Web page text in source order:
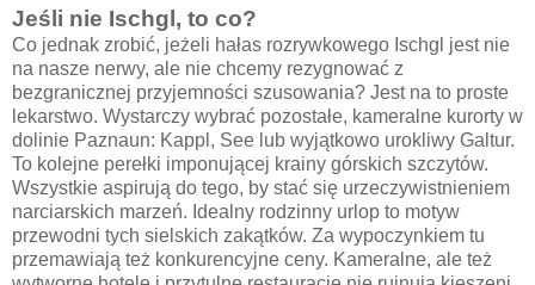
Jeśli nie Ischgl, to co?
Co jednak zrobić, jeżeli hałas rozrywkowego Ischgl jest nie
na nasze nerwy, ale nie chcemy rezygnować z
bezgranicznej przyjemności szusowania? Jest na to proste
lekarstwo. Wystarczy wybrać pozostałe, kameralne kurorty w
dolinie Paznaun: Kappl, See lub wyjątkowo urokliwy Galtur.
To kolejne perełki imponującej krainy górskich szczytów.
Wszystkie aspirują do tego, by stać się urzeczywistnieniem
narciarskich marzeń. Idealny rodzinny urlop to motyw
przewodni tych sielskich zakątków. Za wypoczynkiem tu
przemawiają też konkurencyjne ceny. Kameralne, ale też